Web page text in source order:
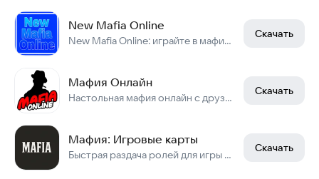
New Mafia Online
New Mafia Online: играйте в мафию с друзьями и игроками со всего мира.
Скачать
Мафия Онлайн
Настольная мафия онлайн с друзьями. Чат, множество ролей, логика и дедукция
Скачать
Мафия: Игровые карты
Быстрая раздача ролей для игры в мафию с эффектом переворота карточек.
Скачать